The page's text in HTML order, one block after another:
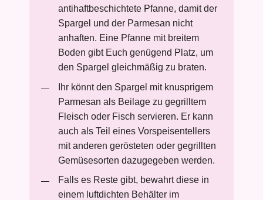
antihaftbeschichtete Pfanne, damit der
Spargel und der Parmesan nicht
anhaften. Eine Pfanne mit breitem
Boden gibt Euch genügend Platz, um
den Spargel gleichmäßig zu braten.
Ihr könnt den Spargel mit knusprigem
Parmesan als Beilage zu gegrilltem
Fleisch oder Fisch servieren. Er kann
auch als Teil eines Vorspeisentellers
mit anderen gerösteten oder gegrillten
Gemüsesorten dazugegeben werden.
Falls es Reste gibt, bewahrt diese in
einem luftdichten Behälter im